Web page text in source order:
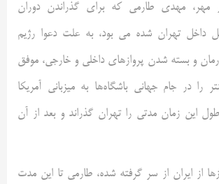
مهر، مهدی طارمی که برای گذراندن دوران
داخل تهران شده می بود، به علت دعوا رژیم
و بسته شدن پروازهای داخلی و خارجی، موفق
را در جام جهانی باشگاه‌ها به میزبانی آمریکا
این زمان مدتی را تهران گذراند و بعد از آن
از ایران از سر گرفته شده، طارمی تا این مدت